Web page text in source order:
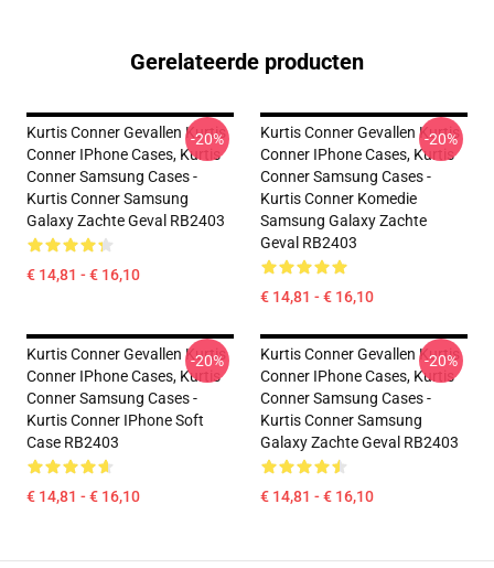
Gerelateerde producten
Kurtis Conner Gevallen Kurtis
Conner IPhone Cases, Kurtis
Conner Samsung Cases -
Kurtis Conner Samsung
Galaxy Zachte Geval RB2403
€ 14,81 - € 16,10
-20%
Kurtis Conner Gevallen Kurtis
Conner IPhone Cases, Kurtis
Conner Samsung Cases -
Kurtis Conner Komedie
Samsung Galaxy Zachte
Geval RB2403
€ 14,81 - € 16,10
-20%
Kurtis Conner Gevallen Kurtis
Conner IPhone Cases, Kurtis
Conner Samsung Cases -
Kurtis Conner IPhone Soft
Case RB2403
€ 14,81 - € 16,10
-20%
Kurtis Conner Gevallen Kurtis
Conner IPhone Cases, Kurtis
Conner Samsung Cases -
Kurtis Conner Samsung
Galaxy Zachte Geval RB2403
€ 14,81 - € 16,10
-20%